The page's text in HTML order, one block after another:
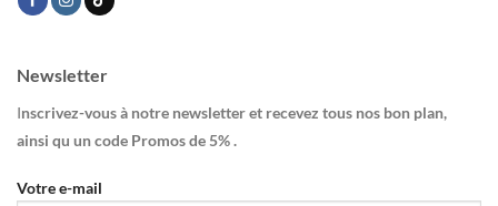
Newsletter
Inscrivez-vous à notre newsletter et recevez tous nos bon plan,
ainsi qu un code Promos de 5% .
Votre e-mail